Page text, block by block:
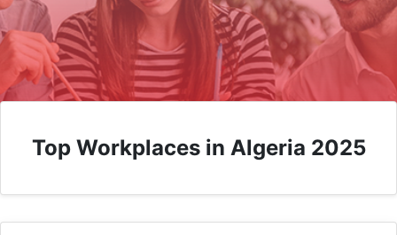
Top Workplaces in Algeria 2025